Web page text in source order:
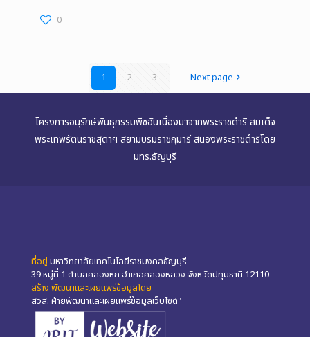
0
1 2 3 Next page
โครงการอนุรักษ์พันธุกรรมพืชอันเนื่องมาจากพระราชดำริ สมเด็จ
พระเทพรัตนราชสุดาฯ สยามบรมราชกุมารี สนองพระราชดำริโดย
มทร.ธัญบุรี
ที่อยู่ มหาวิทยาลัยเทคโนโลยีราชมงคลธัญบุรี
39 หมู่ที่ 1 ตำบลคลองหก อำเภอคลองหลวง จังหวัดปทุมธานี 12110
สร้าง พัฒนาและเผยแพร่ข้อมูลโดย
สวส. ฝ่ายพัฒนาและเผยแพร่ข้อมูลเว็บไซต์"